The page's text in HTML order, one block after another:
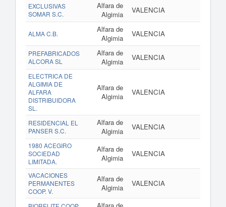
EXCLUSIVAS
SOMAR S.C.
Alfara de
Algimia
VALENCIA
ALMA C.B.
Alfara de
Algimia
VALENCIA
PREFABRICADOS
ALCORA SL
Alfara de
Algimia
VALENCIA
ELECTRICA DE
ALGIMIA DE
ALFARA
DISTRIBUIDORA
SL.
Alfara de
Algimia
VALENCIA
RESIDENCIAL EL
PANSER S.C.
Alfara de
Algimia
VALENCIA
1980 ACEGIRO
SOCIEDAD
LIMITADA.
Alfara de
Algimia
VALENCIA
VACACIONES
PERMANENTES
COOP. V.
Alfara de
Algimia
VALENCIA